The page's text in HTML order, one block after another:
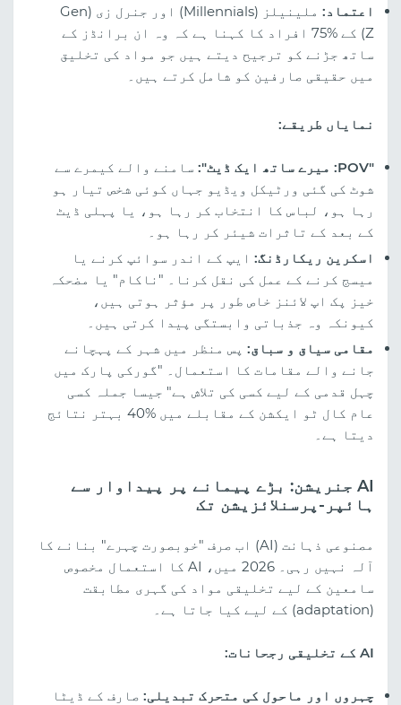
اعتماد:
ملینیلز (Millennials) اور جنرل زی (Gen
Z) کے %75 افراد کا کہنا ہے کہ وہ ان برانڈز کے
ساتھ جڑنے کو ترجیح دیتے ہیں جو مواد کی تخلیق
میں حقیقی صارفین کو شامل کرتے ہیں۔
نمایاں طریقے:
"POV: میرے ساتھ ایک ڈیٹ":
سامنے والے کیمرے سے
شوٹ کی گئی ورٹیکل ویڈیو جہاں کوئی شخص تیار ہو
رہا ہو، لباس کا انتخاب کر رہا ہو، یا پہلی ڈیٹ
کے بعد کے تاثرات شیئر کر رہا ہو۔
اسکرین ریکارڈنگ: ایپ کے اندر سوائپ کرنے یا
میسج کرنے کے عمل کی نقل کرنا۔ "ناکام" یا مضحکہ
خیز پک اپ لائنز خاص طور پر مؤثر ہوتی ہیں،
کیونکہ وہ جذباتی وابستگی پیدا کرتی ہیں۔
مقامی سیاق و سباق: پس منظر میں شہر کے پہچانے
جانے والے مقامات کا استعمال۔ "گورکی پارک میں
چہل قدمی کے لیے کسی کی تلاش ہے" جیسا جملہ کسی
عام کال ٹو ایکشن کے مقابلے میں %40 بہتر نتائج
دیتا ہے۔
AI جنریشن: بڑے پیمانے پر پیداوار سے
ہائپر-پرسنلائزیشن تک
مصنوعی ذہانت (AI) اب صرف "خوبصورت چہرے" بنانے کا
آلہ نہیں رہی۔ 2026 میں، AI کا استعمال مخصوص
سامعین کے لیے تخلیقی مواد کی گہری مطابقت
(adaptation) کے لیے کیا جاتا ہے۔
AI کے تخلیقی رجحانات:
چہروں اور ماحول کی متحرک تبدیلی: صارف کے ڈیٹا